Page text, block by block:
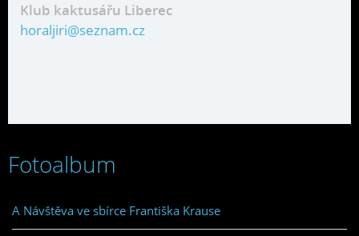
Klub kaktusářu Liberec
horaljiri@seznam.cz
Fotoalbum
A Návštěva ve sbírce Františka Krause